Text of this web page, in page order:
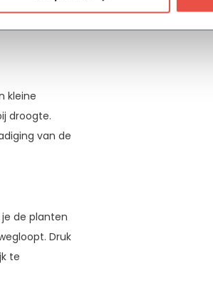
kleine
droogte.
van de
de planten
Druk
te